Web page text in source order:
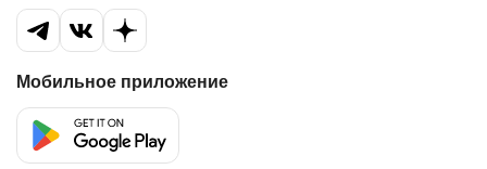
Мобильное приложение